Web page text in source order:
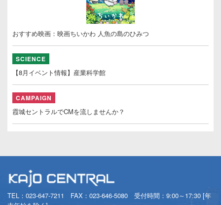
おすすめ映画：映画ちいかわ 人魚の島のひみつ
SCIENCE
【8月イベント情報】産業科学館
CAMPAIGN
霞城セントラルでCMを流しませんか？
TEL： 023-647-7211
FAX：023-646-5080 受付時間：9:00～17:30 [年